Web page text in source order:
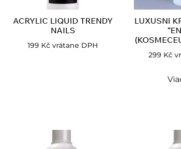
ACRYLIC LIQUID TRENDY
NAILS
199 Kč vrátane DPH
LUXUSNI
299 Kč